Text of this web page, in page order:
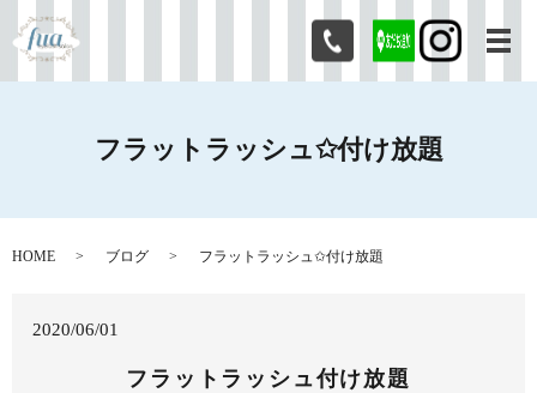
メ
フラットラッシュ✩付け放題
HOME ブログ フラットラッシュ✩付け放題
2020/06/01
フラットラッシュ付け放題